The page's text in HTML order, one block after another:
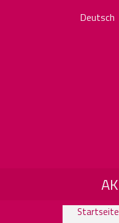
Deutsch
Startseite